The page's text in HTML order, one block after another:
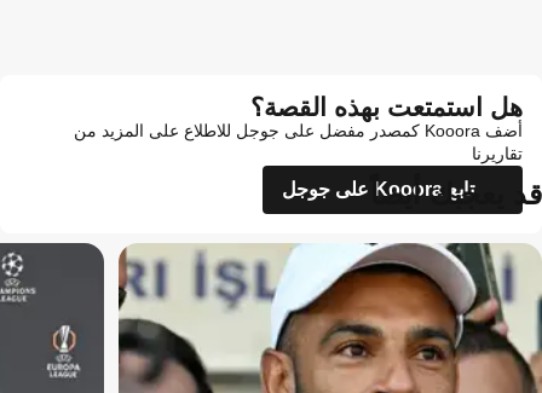
هل استمتعت بهذه القصة؟
أضف Kooora كمصدر مفضل على جوجل للاطلاع على المزيد من
تقاريرنا
تابع Kooora على جوجل
قد يعجبك أيضاً